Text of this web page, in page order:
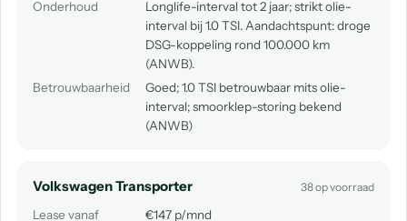
Onderhoud
Longlife-interval tot 2 jaar; strikt olie-
interval bij 1.0 TSI. Aandachtspunt: droge
DSG-koppeling rond 100.000 km
(ANWB).
Betrouwbaarheid
Goed; 1.0 TSI betrouwbaar mits olie-
interval; smoorklep-storing bekend
(ANWB)
Volkswagen Transporter 38 op voorraad
Lease vanaf €147 p/mnd